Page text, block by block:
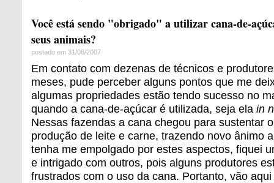
Você está sendo "obrigado" a utilizar cana-de-
seus animais?
postado em 31/08/2007
Em contato com dezenas de técnicos e
meses, pude perceber alguns pontos que me
algumas propriedades estão tendo sucesso no
quando a cana-de-açúcar é utilizada, seja ela in
Nessas fazendas a cana chegou para sustentar
produção de leite e carne, trazendo novo ânimo
tenha me empolgado por estes aspectos, fiquei
e intrigado com outros, pois alguns produtores
frustrados com o uso da cana. Portanto, vão